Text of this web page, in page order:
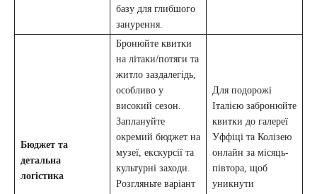
базу для глибшого
занурення.
Бюджет та
детальна
логістика
Бронюйте квитки
на літаки/потяги та
житло заздалегідь,
особливо у
високий сезон.
Заплануйте
окремий бюджет на
музеї, екскурсії та
культурні заходи.
Розгляньте варіант
Для подорожі
Італією забронюйте
квитки до галереї
Уффіці та Колізею
онлайн за місяць-
півтора, щоб
уникнути